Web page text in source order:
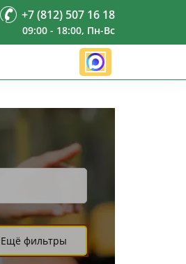
+7 (812) 507 16 18
09:00 - 18:00, Пн-Вс
Ещё фильтры